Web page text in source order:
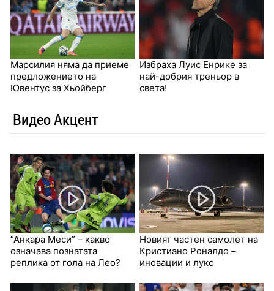
Марсилия няма да приеме
предложението на
Ювентyс за Хьойберг
Избраха Луис Енрике за
най-добрия треньор в
света!
Видео Акцент
“Анкара Меси” – какво
означава познатата
реплика от гола на Лео?
Новият частен самолет на
Кристиано Роналдо –
иновации и лукс